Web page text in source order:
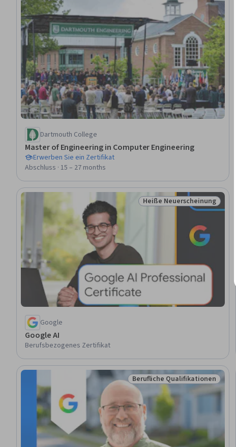
Dartmouth College
Master of Engineering in Computer Engineering
Erwerben Sie ein Zertifikat
Abschluss · 15 – 27 months
Status: Heiße
Heiße Neuerscheinung
Google
Google AI
Berufsbezogenes Zertifikat
Status: Berufliche
Berufliche Qualifikationen